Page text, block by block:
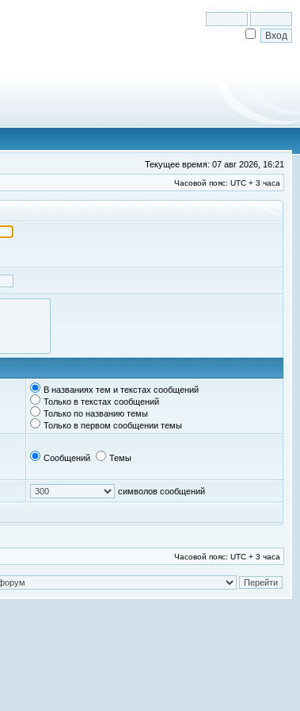
Текущее время: 07 авг 2026, 16:21
Часовой пояс: UTC + 3 часа
В названиях тем и текстах сообщений
Только в текстах сообщений
Только по названию темы
Только в первом сообщении темы
Сообщений Темы
символов сообщений
Часовой пояс: UTC + 3 часа